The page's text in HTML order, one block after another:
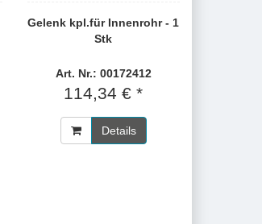
Gelenk kpl.für Innenrohr - 1
Stk
Art. Nr.: 00172412
114,34 € *
Details